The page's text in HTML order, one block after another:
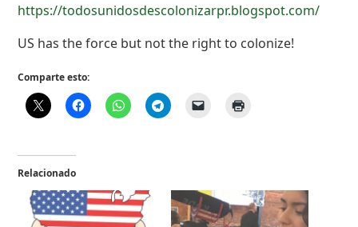
https://todosunidosdescolonizarpr.blogspot.com/
US has the force but not the right to colonize!
Comparte esto:
Relacionado